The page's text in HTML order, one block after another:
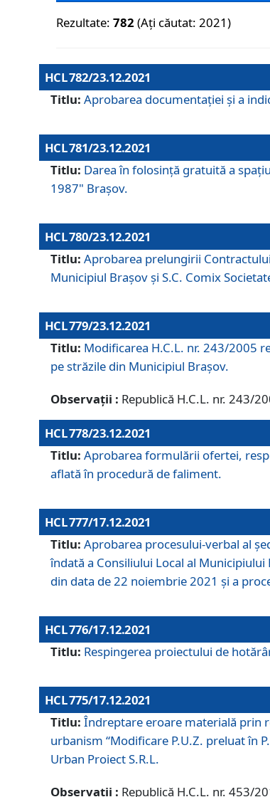
Rezultate:782 (Ați căutat: 2021)
HCL 782/23.12.2021
Titlu: Aprobarea documentației și a
HCL 781/23.12.2021
Titlu: Darea în folosinţă gratuită a
1987" Braşov.
HCL 780/23.12.2021
Titlu: Aprobarea prelungirii
Municipiul Braşov şi S.C. Comix
HCL 779/23.12.2021
Titlu: Modificarea H.C.L. nr. 243/2005
pe străzile din Municipiul Braşov.
Observații : Republică H.C.L. nr. 243/
HCL 778/23.12.2021
Titlu: Aprobarea formulării ofertei,
aflată în procedură de faliment.
HCL 777/17.12.2021
Titlu: Aprobarea procesului-verbal al
îndată a Consiliului Local al
din data de 22 noiembrie 2021 și a
HCL 776/17.12.2021
Titlu: Respingerea proiectului de
HCL 775/17.12.2021
Titlu: Îndreptare eroare materială prin
urbanism “Modificare P.U.Z. preluat în
Urban Proiect S.R.L.
Observații : Republică H.C.L. nr. 453/